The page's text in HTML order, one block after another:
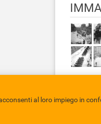
al loro impiego in